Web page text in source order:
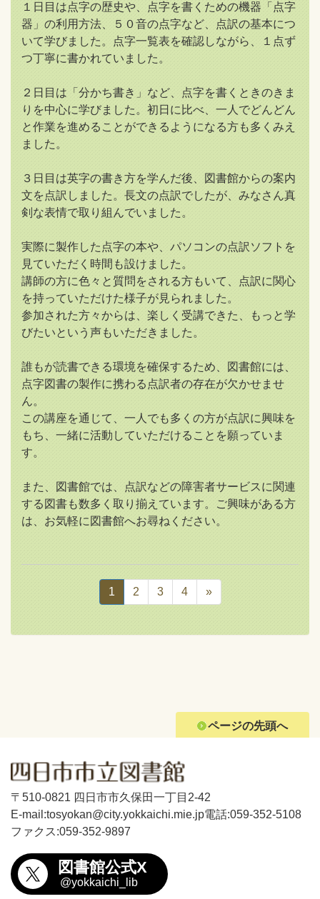
１日目は点字の歴史や、点字を書くための機器「点字
器」の利用方法、５０音の点字など、点訳の基本につ
いて学びました。点字一覧表を確認しながら、１点ず
つ丁寧に書かれていました。
２日目は「分かち書き」など、点字を書くときのきま
りを中心に学びました。初日に比べ、一人でどんどん
と作業を進めることができるようになる方も多くみえ
ました。
３日目は英字の書き方を学んだ後、図書館からの案内
文を点訳しました。長文の点訳でしたが、みなさん真
剣な表情で取り組んでいました。
実際に製作した点字の本や、パソコンの点訳ソフトを
見ていただく時間も設けました。
講師の方に色々と質問をされる方もいて、点訳に関心
を持っていただけた様子が見られました。
参加された方々からは、楽しく受講できた、もっと学
びたいという声もいただきました。
誰もが読書できる環境を確保するため、図書館には、
点字図書の製作に携わる点訳者の存在が欠かせませ
ん。
この講座を通じて、一人でも多くの方が点訳に興味を
もち、一緒に活動していただけることを願っていま
す。
また、図書館では、点訳などの障害者サービスに関連
する図書も数多く取り揃えています。ご興味がある方
は、お気軽に図書館へお尋ねください。
1 2 3 4 »
ページの先頭へ
〒510-0821 四日市市久保田一丁目2-42
E-mail:tosyokan@city.yokkaichi.mie.jp電話:059-352-5108
ファクス:059-352-9897
図書館公式X
@yokkaichi_lib